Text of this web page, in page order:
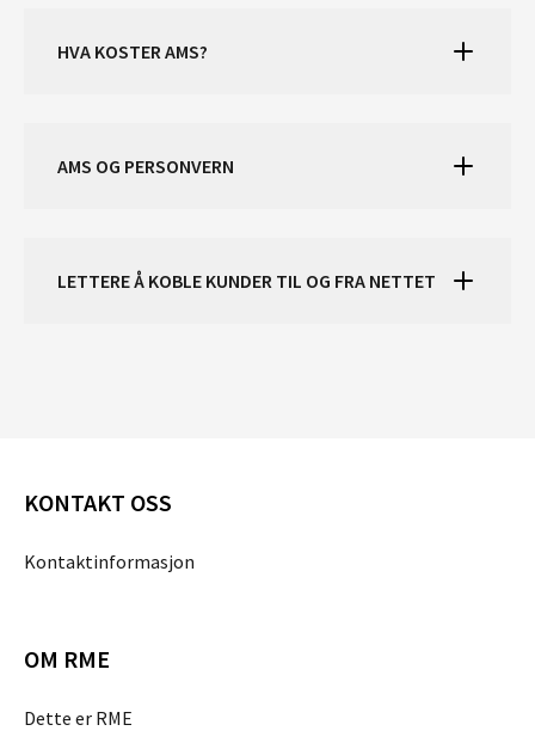
HVA KOSTER AMS?
AMS OG PERSONVERN
LETTERE Å KOBLE KUNDER TIL OG FRA NETTET
KONTAKT OSS
Kontaktinformasjon
OM RME
Dette er RME